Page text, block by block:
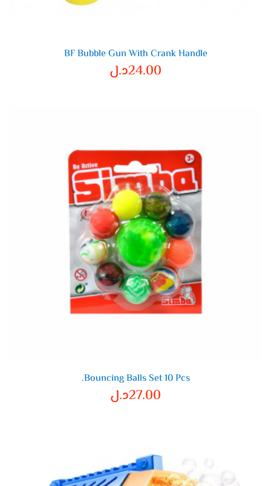
BF Bubble Gun With Crank Handle
24.00د.ل
Bouncing Balls Set 10 Pcs.
27.00د.ل